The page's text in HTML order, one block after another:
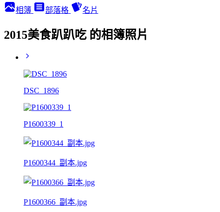
相簿 部落格 名片
2015美食趴趴吃 的相簿照片
DSC_1896
P1600339_1
P1600344_副本.jpg
P1600366_副本.jpg